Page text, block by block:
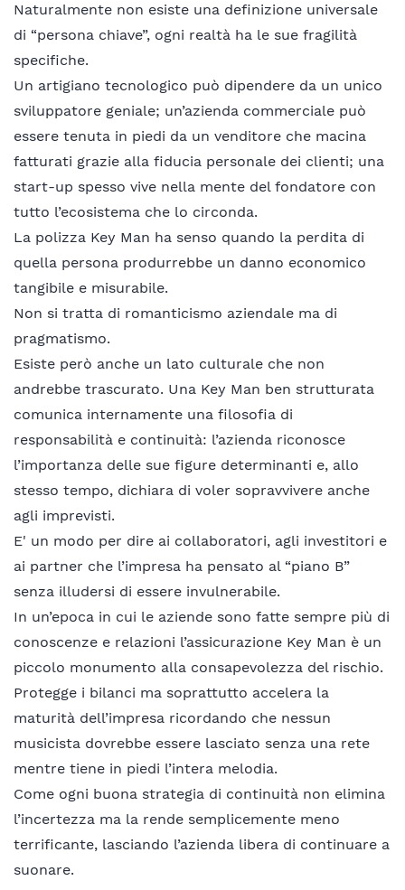
Naturalmente non esiste una definizione universale
di “persona chiave”, ogni realtà ha le sue fragilità
specifiche.
Un artigiano tecnologico può dipendere da un unico
sviluppatore geniale; un’azienda commerciale può
essere tenuta in piedi da un venditore che macina
fatturati grazie alla fiducia personale dei clienti; una
start-up spesso vive nella mente del fondatore con
tutto l’ecosistema che lo circonda.
La polizza Key Man ha senso quando la perdita di
quella persona produrrebbe un danno economico
tangibile e misurabile.
Non si tratta di romanticismo aziendale ma di
pragmatismo.
Esiste però anche un lato culturale che non
andrebbe trascurato. Una Key Man ben strutturata
comunica internamente una filosofia di
responsabilità e continuità: l’azienda riconosce
l’importanza delle sue figure determinanti e, allo
stesso tempo, dichiara di voler sopravvivere anche
agli imprevisti.
E' un modo per dire ai collaboratori, agli investitori e
ai partner che l’impresa ha pensato al “piano B”
senza illudersi di essere invulnerabile.
In un’epoca in cui le aziende sono fatte sempre più di
conoscenze e relazioni l’assicurazione Key Man è un
piccolo monumento alla consapevolezza del rischio.
Protegge i bilanci ma soprattutto accelera la
maturità dell’impresa ricordando che nessun
musicista dovrebbe essere lasciato senza una rete
mentre tiene in piedi l’intera melodia.
Come ogni buona strategia di continuità non elimina
l’incertezza ma la rende semplicemente meno
terrificante, lasciando l’azienda libera di continuare a
suonare.